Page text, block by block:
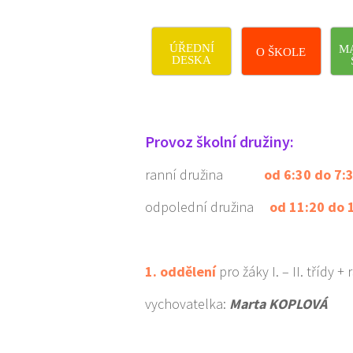
ÚŘEDNÍ
DESKA
O ŠKOLE
Provoz školní družiny:
ranní družina
od 6:30 do
odpolední družina od 11:20 do
1. oddělenípro žáky I. – II. třídy +
vychovatelka: Marta KOPLOVÁ